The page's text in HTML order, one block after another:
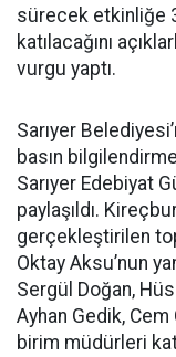
sürecek etkinliğe
katılacağını
vurgu yaptı.
Sarıyer
basın
Sarıyer Edebiyat
paylaşıldı.
gerçekleştirilen
Oktay Aksu’nun
Sergül Doğan,
Ayhan Gedik,
birim müdürleri